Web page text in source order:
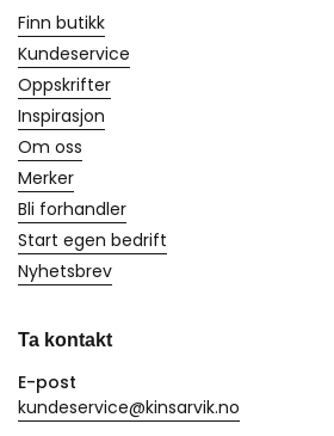
Finn butikk
Kundeservice
Oppskrifter
Inspirasjon
Om oss
Merker
Bli forhandler
Start egen bedrift
Nyhetsbrev
Ta kontakt
E-post
kundeservice@kinsarvik.no